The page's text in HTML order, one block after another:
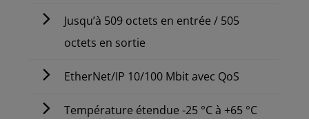
Jusqu’à 509 octets en entrée / 505
octets en sortie
EtherNet/IP 10/100 Mbit avec QoS
Température étendue -25 °C à +65 °C